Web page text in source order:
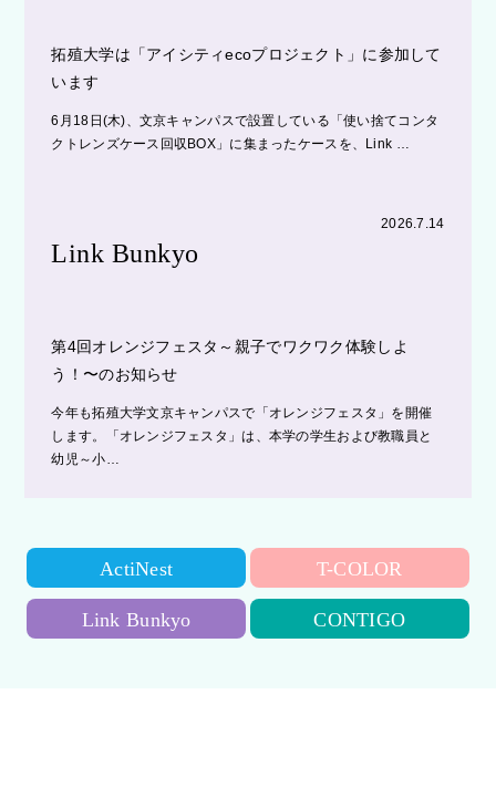
拓殖大学は「アイシティecoプロジェクト」に参加して
います
6月18日(木)、文京キャンパスで設置している「使い捨てコンタ
クトレンズケース回収BOX」に集まったケースを、Link …
2026.7.14
Link Bunkyo
第4回オレンジフェスタ～親子でワクワク体験しよ
う！〜のお知らせ
今年も拓殖大学文京キャンパスで「オレンジフェスタ」を開催
します。「オレンジフェスタ」は、本学の学生および教職員と
幼児～小…
ActiNest T-COLOR
Link Bunkyo CONTIGO